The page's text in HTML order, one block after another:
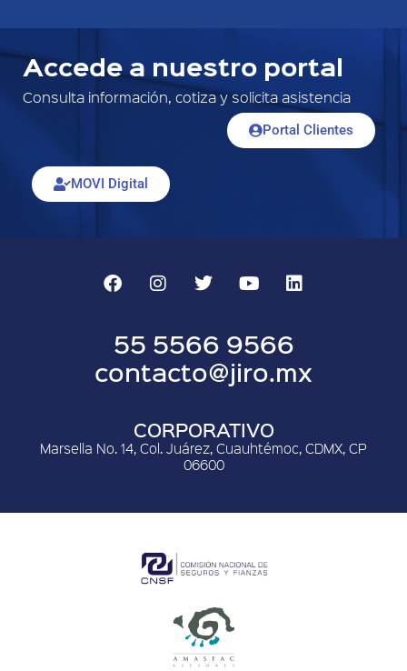
Accede a nuestro portal
Consulta información, cotiza y solicita asistencia
Portal Clientes
MOVI Digital
55 5566 9566
contacto@jiro.mx
CORPORATIVO
Marsella No. 14, Col. Juárez, Cuauhtémoc, CDMX, CP
06600